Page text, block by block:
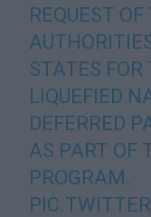
REQUEST
STATES FOR
LIQUEFIED
DEFERRED
AS PART OF
PROGRAM.